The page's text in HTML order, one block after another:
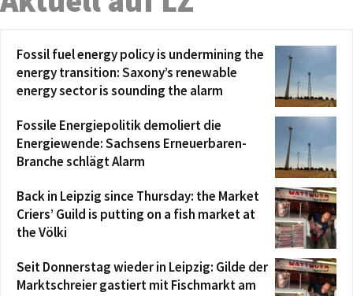
Fossil fuel energy policy is undermining the
energy transition: Saxony’s renewable
energy sector is sounding the alarm
Fossile Energiepolitik demoliert die
Energiewende: Sachsens Erneuerbaren-
Branche schlägt Alarm
Back in Leipzig since Thursday: the Market
Criers’ Guild is putting on a fish market at
the Völki
Seit Donnerstag wieder in Leipzig: Gilde der
Marktschreier gastiert mit Fischmarkt am